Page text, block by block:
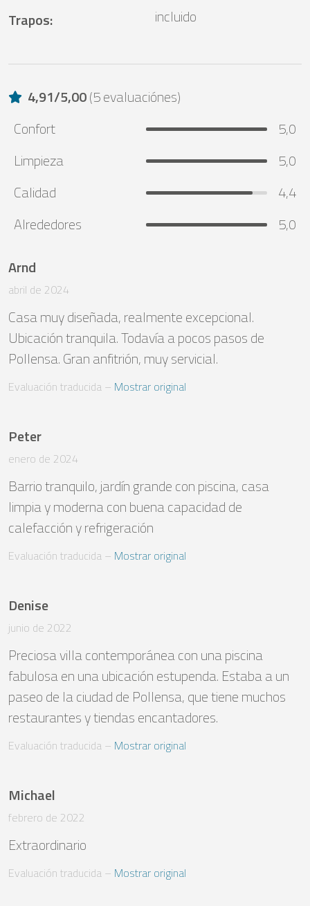
Trapos: incluido
4,91/5,00(5 evaluaciónes)
Confort
5,0
Limpieza
5,0
Calidad
4,4
Alrededores
5,0
Arnd
abril de 2024
Casa muy diseñada, realmente excepcional.
Ubicación tranquila. Todavía a pocos pasos de
Pollensa. Gran anfitrión, muy servicial.
Evaluación traducida – Mostrar original
Peter
enero de 2024
Barrio tranquilo, jardín grande con piscina, casa
limpia y moderna con buena capacidad de
calefacción y refrigeración
Evaluación traducida – Mostrar original
Denise
junio de 2022
Preciosa villa contemporánea con una piscina
fabulosa en una ubicación estupenda. Estaba a un
paseo de la ciudad de Pollensa, que tiene muchos
restaurantes y tiendas encantadores.
Evaluación traducida – Mostrar original
Michael
febrero de 2022
Evaluación traducida – Mostrar original